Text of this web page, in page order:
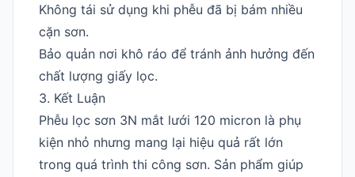
Không tái sử dụng khi phễu đã bị bám nhiều
cặn sơn.
Bảo quản nơi khô ráo để tránh ảnh hưởng đến
chất lượng giấy lọc.
3. Kết Luận
Phễu lọc sơn 3N mắt lưới 120 micron là phụ
kiện nhỏ nhưng mang lại hiệu quả rất lớn
trong quá trình thi công sơn. Sản phẩm giúp